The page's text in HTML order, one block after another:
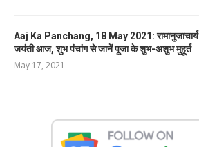
Aaj Ka Panchang, 18 May 2021: रामानुजाचार्य
जयंती आज, शुभ पंचांग से जानें पूजा के शुभ-अशुभ मुहूर्त
May 17, 2021